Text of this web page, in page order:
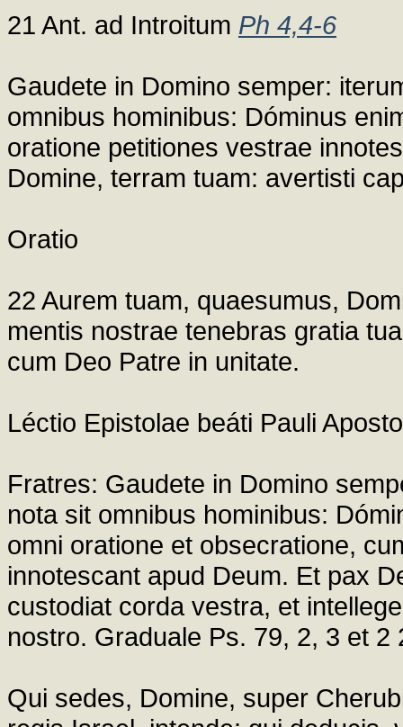
21 Ant. ad Introitum Ph 4,4-6
Gaudete in Domino semper:
omnibus hominibus: Dóminus
oratione petitiones vestrae
Domine, terram tuam: avertisti
Oratio
22 Aurem tuam, quaesumus,
mentis nostrae tenebras gratia
cum Deo Patre in unitate.
Léctio Epistolae beáti Pauli
Fratres: Gaudete in Domino
nota sit omnibus hominibus:
omni oratione et obsecratione,
innotescant apud Deum. Et pax
custodiat corda vestra, et
nostro. Graduale Ps. 79, 2, 3 et 2
Qui sedes, Domine, super